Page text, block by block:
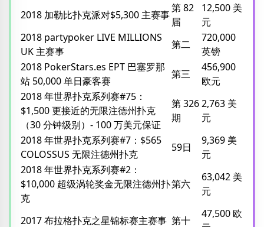
2018 加勒比扑克派对$5,300 主赛事
第 82
届
12,500 美
元
2018 partypoker LIVE MILLIONS
UK 主赛事
第二
720,000
英镑
2018 PokerStars.es EPT 巴塞罗那
站 50,000 单日豪客赛
第三
456,900
欧元
2018 年世界扑克系列赛#75：
$1,500 更接近的无限注德州扑克
（30 分钟级别）- 100 万美元保证
第 326
期
2,763 美
元
2018 年世界扑克系列赛#7：$565
COLOSSUS 无限注德州扑克
59日
9,369 美
元
2018 年世界扑克系列赛#2：
$10,000 超级涡轮奖金无限注德州扑
克
第六
63,042 美
元
2017 布拉格扑克之星锦标赛主赛事 第十
47,500 欧